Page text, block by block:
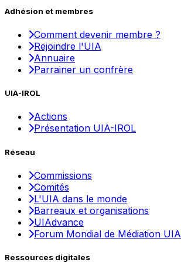
Adhésion et membres
Comment devenir membre ?
Rejoindre l'UIA
Annuaire
Parrainer un confrère
UIA-IROL
Actions
Présentation UIA-IROL
Réseau
Commissions
Comités
L'UIA dans le monde
Barreaux et organisations
UIAdvance
Forum Mondial de Médiation UIA
Ressources digitales